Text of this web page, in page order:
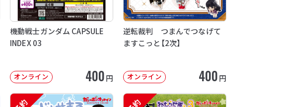
機動戦士ガンダム CAPSULE
INDEX 03
オンライン 400円
逆転裁判 つまんでつなげて
ますこっと【2次】
オンライン 400円